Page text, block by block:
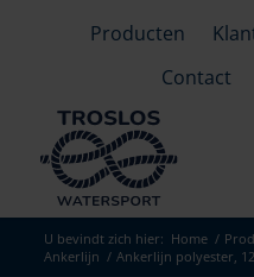
Producten
Contact
U bevindt zich hier: Home /
Ankerlijn / Ankerlijn polyester,